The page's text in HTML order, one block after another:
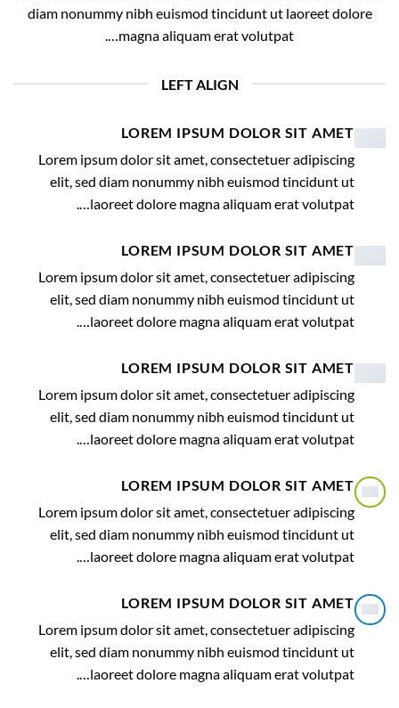
diam nonummy nibh euismod tincidunt ut laoreet dolore
magna aliquam erat volutpat….
LEFT ALIGN
LOREM IPSUM DOLOR SIT AMET
Lorem ipsum dolor sit amet, consectetuer adipiscing
elit, sed diam nonummy nibh euismod tincidunt ut
laoreet dolore magna aliquam erat volutpat….
LOREM IPSUM DOLOR SIT AMET
Lorem ipsum dolor sit amet, consectetuer adipiscing
elit, sed diam nonummy nibh euismod tincidunt ut
laoreet dolore magna aliquam erat volutpat….
LOREM IPSUM DOLOR SIT AMET
Lorem ipsum dolor sit amet, consectetuer adipiscing
elit, sed diam nonummy nibh euismod tincidunt ut
laoreet dolore magna aliquam erat volutpat….
LOREM IPSUM DOLOR SIT AMET
Lorem ipsum dolor sit amet, consectetuer adipiscing
elit, sed diam nonummy nibh euismod tincidunt ut
laoreet dolore magna aliquam erat volutpat….
LOREM IPSUM DOLOR SIT AMET
Lorem ipsum dolor sit amet, consectetuer adipiscing
elit, sed diam nonummy nibh euismod tincidunt ut
laoreet dolore magna aliquam erat volutpat….